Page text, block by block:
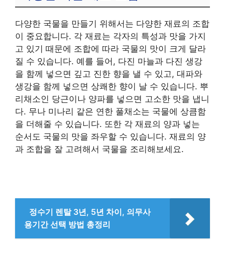
다양한 국물을 만들기 위해서는 다양한 재료의 조합
이 중요합니다. 각 재료는 각자의 특성과 맛을 가지
고 있기 때문에 조합에 따라 국물의 맛이 크게 달라
질 수 있습니다. 예를 들어, 다진 마늘과 다진 생강
을 함께 넣으면 깊고 진한 향을 낼 수 있고, 대파와
생강을 함께 넣으면 상쾌한 향이 날 수 있습니다. 뿌
리채소인 당근이나 양파를 넣으면 고소한 맛을 냅니
다. 무나 미나리 같은 연한 풀채소는 국물에 상큼함
을 더해줄 수 있습니다. 또한 각 재료의 양과 넣는
순서도 국물의 맛을 좌우할 수 있습니다. 재료의 양
과 조합을 잘 고려해서 국물을 조리해보세요.
정수기 렌탈 3년, 5년 차이, 의무사
용기간 선택 방법 총정리